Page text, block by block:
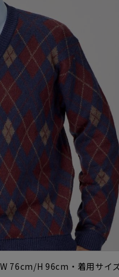
76cm/H 96cm・着用サイ